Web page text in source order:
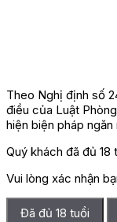
Theo Nghị định số
điều của Luật
hiện biện pháp
Quý khách đã đủ 18
Vui lòng xác nhận
Đã đủ 18 tuổi